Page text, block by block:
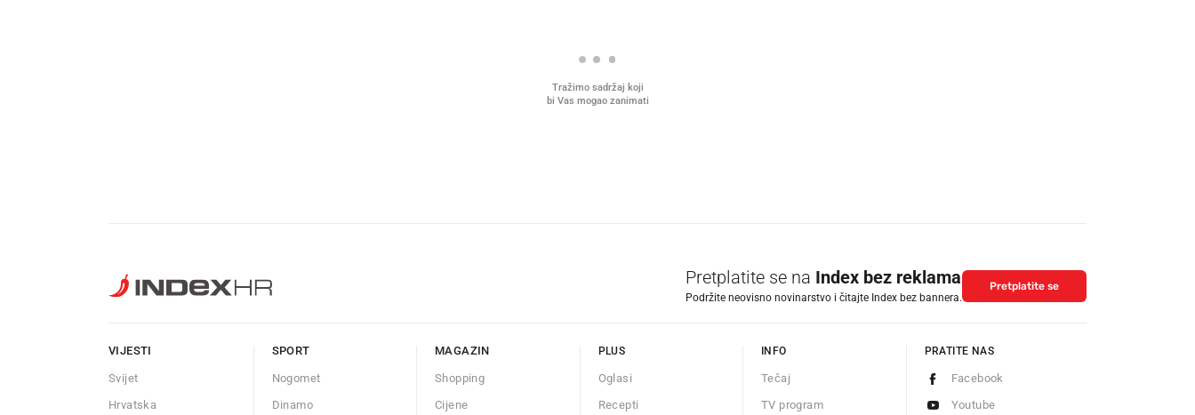
Tražimo sadržaj koji
bi Vas mogao zanimati
Pretplatite se na Index bez reklama
Podržite neovisno novinarstvo i čitajte Index bez bannera.
Pretplatite se
VIJESTI
Svijet
Hrvatska
SPORT
Nogomet
Dinamo
MAGAZIN
Shopping
Cijene
PLUS
Oglasi
Recepti
INFO
Tečaj
TV program
PRATITE NAS
Facebook
Youtube